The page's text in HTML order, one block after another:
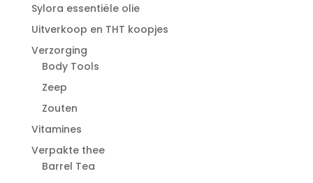
Sylora essentiële olie
Uitverkoop en THT koopjes
Verzorging
Body Tools
Zeep
Zouten
Vitamines
Verpakte thee
Barrel Tea